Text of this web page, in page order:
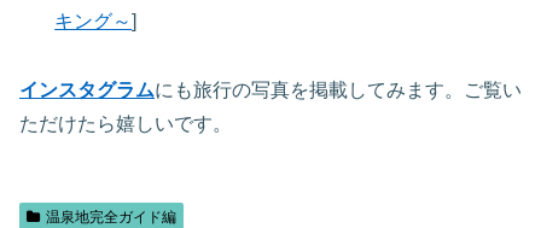
キング～]
インスタグラムにも旅行の写真を掲載してみます。ご覧い
ただけたら嬉しいです。
温泉地完全ガイド編